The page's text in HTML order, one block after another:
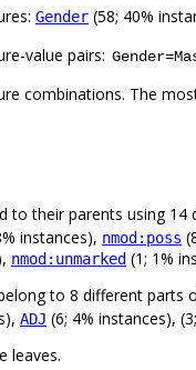
Gender (58; 40%
value pairs:
combinations. The
to their parents using 14
instances), nmod:poss
nmod:unmarked (1; 1%
to 8 different parts
ADJ (6; 4% instances),
leaves.